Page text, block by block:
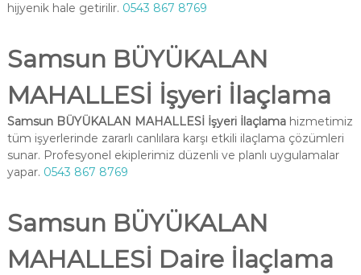
hijyenik hale getirilir. 0543 867 8769
Samsun BÜYÜKALAN
MAHALLESİ İşyeri İlaçlama
Samsun BÜYÜKALAN MAHALLESİ İşyeri İlaçlamahizmetimiz
tüm işyerlerinde zararlı canlılara karşı etkili ilaçlama çözümleri
sunar. Profesyonel ekiplerimiz düzenli ve planlı uygulamalar
yapar. 0543 867 8769
Samsun BÜYÜKALAN
MAHALLESİ Daire İlaçlama